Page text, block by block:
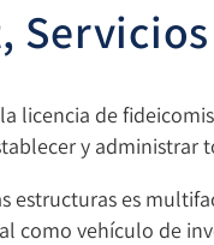
licencia de
y administrar
estructuras es
como vehículo de